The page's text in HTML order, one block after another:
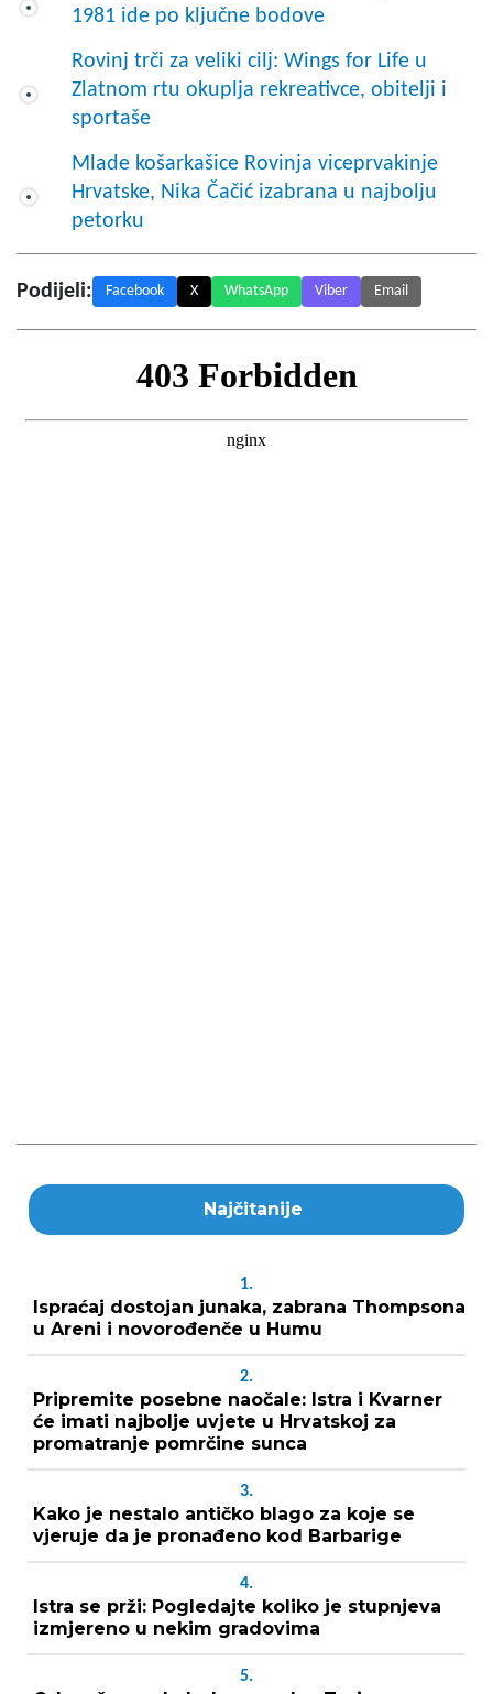
1981 ide po ključne bodove
Rovinj trči za veliki cilj: Wings for Life u
Zlatnom rtu okuplja rekreativce, obitelji i
sportaše
Mlade košarkašice Rovinja viceprvakinje
Hrvatske, Nika Čačić izabrana u najbolju
petorku
Podijeli: Facebook X WhatsApp Viber Email
Najčitanije
1.
Ispraćaj dostojan junaka, zabrana Thompsona
u Areni i novorođenče u Humu
2.
Pripremite posebne naočale: Istra i Kvarner
će imati najbolje uvjete u Hrvatskoj za
promatranje pomrčine sunca
3.
Kako je nestalo antičko blago za koje se
vjeruje da je pronađeno kod Barbarige
4.
Istra se prži: Pogledajte koliko je stupnjeva
izmjereno u nekim gradovima
5.